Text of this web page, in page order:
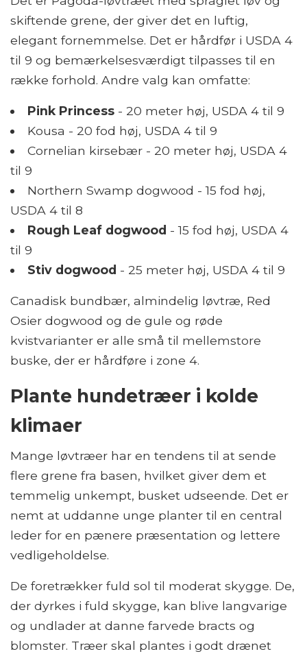
skiftende grene, der giver det en luftig,
elegant fornemmelse. Det er hårdfør i USDA 4
til 9 og bemærkelsesværdigt tilpasses til en
række forhold. Andre valg kan omfatte:
Pink Princess- 20 meter høj, USDA 4 til 9
Kousa - 20 fod høj, USDA 4 til 9
Cornelian kirsebær - 20 meter høj, USDA 4
til 9
Northern Swamp dogwood - 15 fod høj,
USDA 4 til 8
Rough Leaf dogwood - 15 fod høj, USDA 4
til 9
Stiv dogwood - 25 meter høj, USDA 4 til 9
Canadisk bundbær, almindelig løvtræ, Red
Osier dogwood og de gule og røde
kvistvarianter er alle små til mellemstore
buske, der er hårdføre i zone 4.
Plante hundetræer i kolde
klimaer
Mange løvtræer har en tendens til at sende
flere grene fra basen, hvilket giver dem et
temmelig unkempt, busket udseende. Det er
nemt at uddanne unge planter til en central
leder for en pænere præsentation og lettere
vedligeholdelse.
De foretrækker fuld sol til moderat skygge. De,
der dyrkes i fuld skygge, kan blive langvarige
og undlader at danne farvede bracts og
blomster. Træer skal plantes i godt drænet